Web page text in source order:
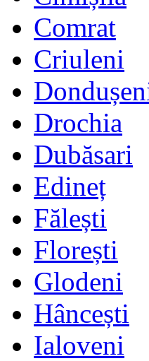
Comrat
Criuleni
Drochia
Dubăsari
Edineț
Fălești
Florești
Glodeni
Hâncești
Ialoveni